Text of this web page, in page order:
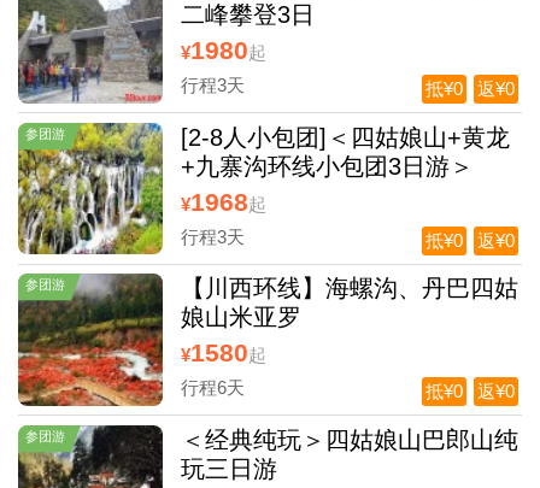
二峰攀登3日
¥1980起
行程3天
返¥0
抵¥0
参团游
[2-8人小包团]＜四姑娘山+黄龙
+九寨沟环线小包团3日游＞
¥1968起
行程3天
返¥0
抵¥0
参团游
【川西环线】海螺沟、丹巴四姑
娘山米亚罗
¥1580起
行程6天
返¥0
抵¥0
参团游
＜经典纯玩＞四姑娘山巴郎山纯
玩三日游